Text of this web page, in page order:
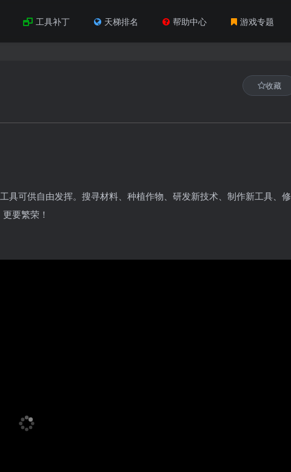
工具补丁 天梯排名 帮助中心 游戏专题
收藏
具可供自由发挥。搜寻材料、种植作物、研发新技术、制作新工具、修
要繁荣！